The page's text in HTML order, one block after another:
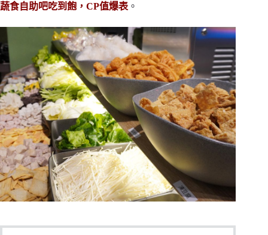
蔬食自助吧吃到飽，CP值爆表 。